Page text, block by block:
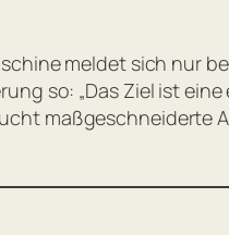
meldet sich nur
so: „Das Ziel ist
maßgeschneiderte